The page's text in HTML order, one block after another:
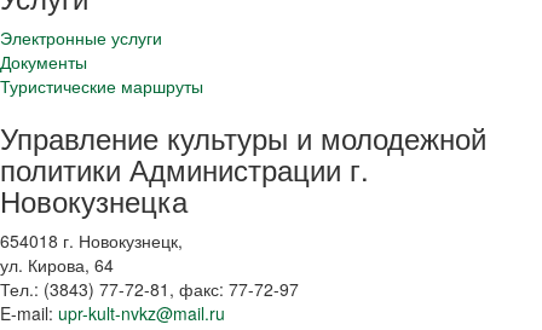
Электронные услуги
Документы
Туристические маршруты
Управление культуры и молодежной
политики Администрации г.
Новокузнецка
654018 г. Новокузнецк,
ул. Кирова, 64
Тел.: (3843) 77-72-81 , факс: 77-72-97
E-mail: upr-kult-nvkz@mail.ru